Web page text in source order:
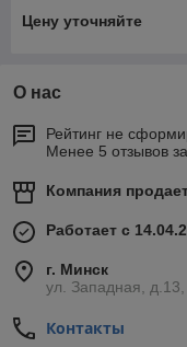
Цену уточняйте
О нас
Рейтинг не
Менее 5 отзывов
Компания
Работает с
г. Минск
ул. Западная,
Контакты